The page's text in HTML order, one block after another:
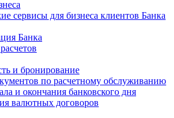
сервисы для бизнеса клиентов Банка
Банка
и бронирование
по расчетному обслуживанию
и окончания банковского дня
валютных договоров